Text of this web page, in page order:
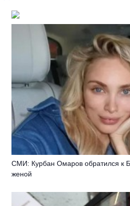
СМИ: Курбан Омаров обратился к
женой